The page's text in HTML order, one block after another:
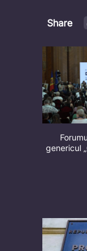
Share
genericul